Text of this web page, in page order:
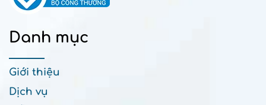
Danh mục
Giới thiệu
Dịch vụ